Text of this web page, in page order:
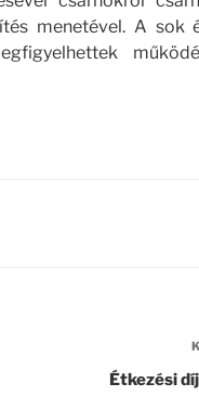
menetével. A sok
Étkezési